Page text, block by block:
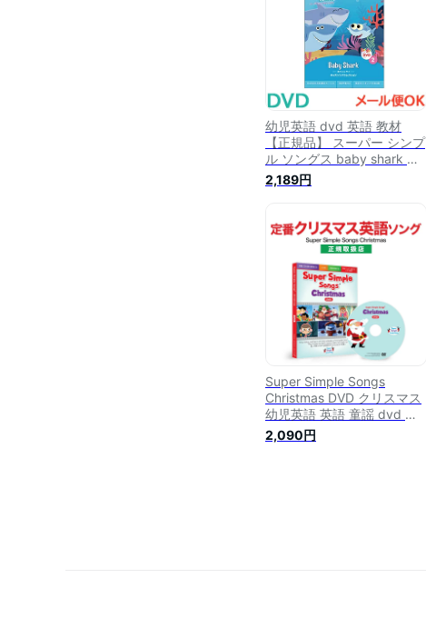
ビング】
幼児英語 dvd 英語 教材
【正規品】 スーパー シンプ
ル ソングス baby shark 赤
ちゃんサメ DVD super
simple songs キッズソング
dvd あす楽対応
2,189円
Super Simple Songs
Christmas DVD クリスマス
幼児英語 英語 童謡 dvd 英
語教材 おすすめ 英語歌 幼
児 スーパー シンプル ソン
2,090円